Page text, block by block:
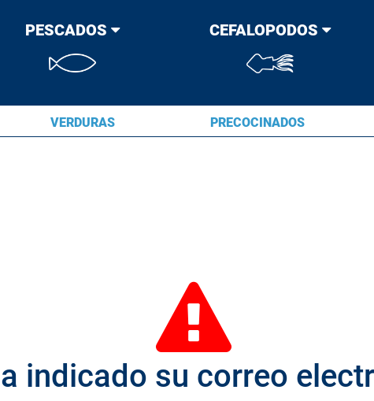
PESCADOS CEFALOPODOS
VERDURAS PRECOCINADOS
indicado su correo